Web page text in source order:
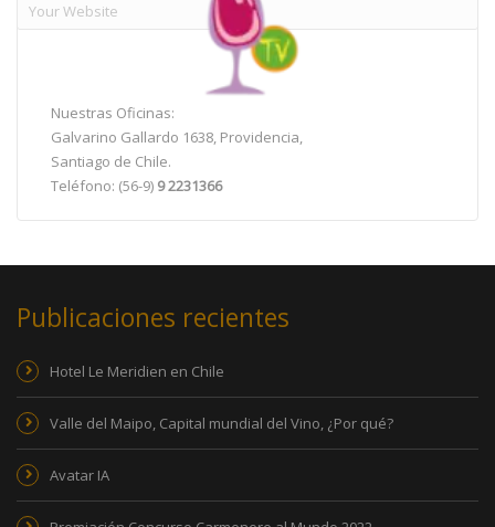
Nuestras Oficinas:
Galvarino Gallardo 1638, Providencia,
Santiago de Chile.
Teléfono: (56-9) 9 2231366
Publicaciones recientes
Hotel Le Meridien en Chile
Valle del Maipo, Capital mundial del Vino, ¿Por qué?
Avatar IA